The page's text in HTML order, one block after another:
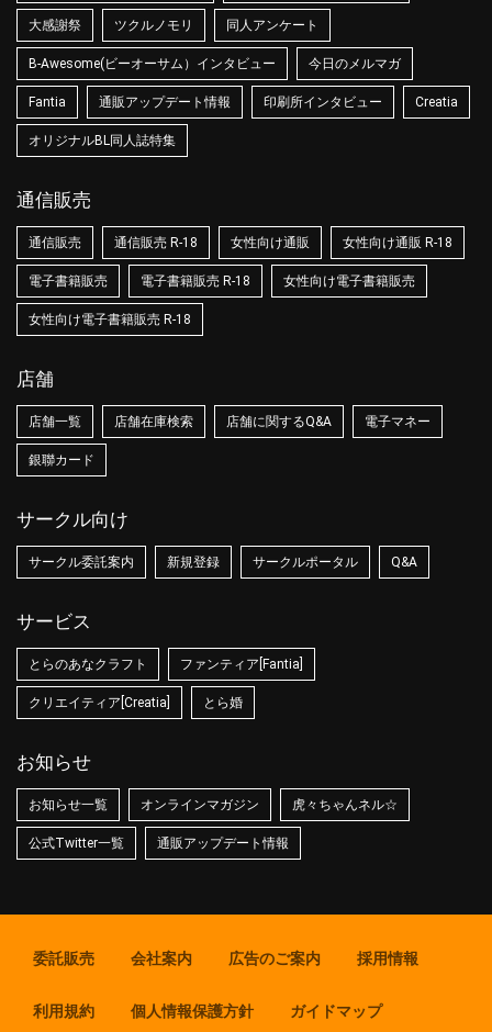
大感謝祭 ツクルノモリ 同人アンケート
B-Awesome(ビーオーサム）インタビュー 今日のメルマガ
Fantia 通販アップデート情報 印刷所インタビュー Creatia
オリジナルBL同人誌特集
通信販売
通信販売 通信販売 R-18 女性向け通販 女性向け通販 R-18
電子書籍販売 電子書籍販売 R-18 女性向け電子書籍販売
女性向け電子書籍販売 R-18
店舗
店舗一覧 店舗在庫検索 店舗に関するQ&A 電子マネー
銀聯カード
サークル向け
サークル委託案内 新規登録 サークルポータル Q&A
サービス
とらのあなクラフト ファンティア[Fantia]
クリエイティア[Creatia] とら婚
お知らせ
お知らせ一覧 オンラインマガジン 虎々ちゃんネル☆
公式Twitter一覧 通販アップデート情報
委託販売 会社案内 広告のご案内 採用情報
利用規約 個人情報保護方針 ガイドマップ